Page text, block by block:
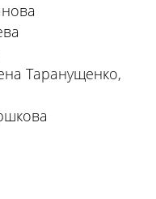
Таранущенко,